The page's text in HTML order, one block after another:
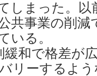
しまった。
共事業の削減
いる。
緩和で格差が
リーするよ